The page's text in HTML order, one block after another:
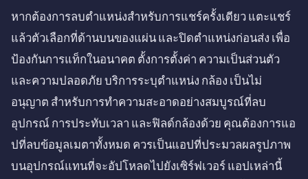
หากต้องการลบตำแหน่งสำหรับการแชร์ครั้งเดียว แตะแชร์
แล้วตัวเลือกที่ด้านบนของแผ่น และปิดตำแหน่งก่อนส่ง เพื่อ
ป้องกันการแท็กในอนาคต ตั้งการตั้งค่า ความเป็นส่วนตัว
และความปลอดภัย บริการระบุตำแหน่ง กล้อง เป็นไม่
อนุญาต สำหรับการทำความสะอาดอย่างสมบูรณ์ที่ลบ
อุปกรณ์ การประทับเวลา และฟิลด์กล้องด้วย คุณต้องการแอ
ปที่ลบข้อมูลเมตาทั้งหมด ควรเป็นแอปที่ประมวลผลรูปภาพ
บนอุปกรณ์แทนที่จะอัปโหลดไปยังเซิร์ฟเวอร์ แอปเหล่านี้